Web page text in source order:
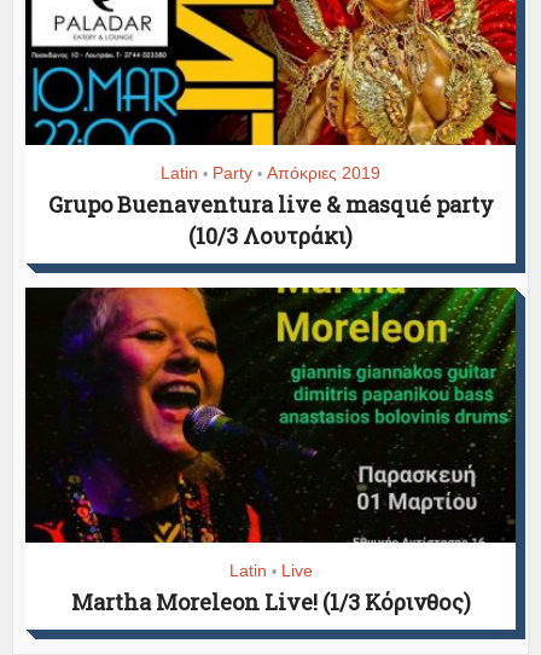
Latin • Party • Απόκριες 2019
Grupo Buenaventura live & masqué party
(10/3 Λουτράκι)
Latin • Live
Martha Moreleon Live! (1/3 Κόρινθος)